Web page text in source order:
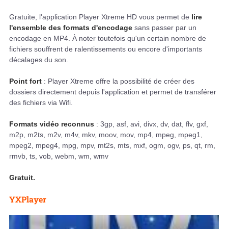
Gratuite, l'application Player Xtreme HD vous permet de lire
l'ensemble des formats d'encodage sans passer par un
encodage en MP4. À noter toutefois qu'un certain nombre de
fichiers souffrent de ralentissements ou encore d'importants
décalages du son.
Point fort : Player Xtreme offre la possibilité de créer des
dossiers directement depuis l'application et permet de transférer
des fichiers via Wifi.
Formats vidéo reconnus : 3gp, asf, avi, divx, dv, dat, flv, gxf,
m2p, m2ts, m2v, m4v, mkv, moov, mov, mp4, mpeg, mpeg1,
mpeg2, mpeg4, mpg, mpv, mt2s, mts, mxf, ogm, ogv, ps, qt, rm,
rmvb, ts, vob, webm, wm, wmv
Gratuit.
YXPlayer